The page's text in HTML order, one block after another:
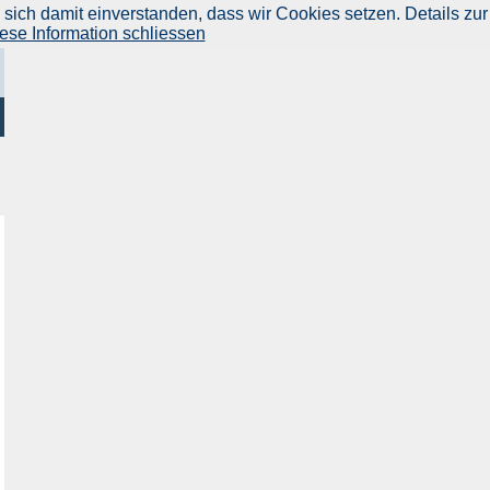
damit einverstanden, dass wir Cookies setzen. Details zur
Information schliessen